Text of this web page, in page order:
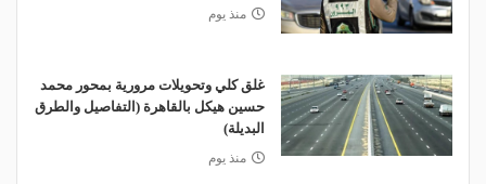
منذ يوم
غلق كلي وتحويلات مرورية بمحور محمد
حسين هيكل بالقاهرة (التفاصيل والطرق
البديلة)
منذ يوم